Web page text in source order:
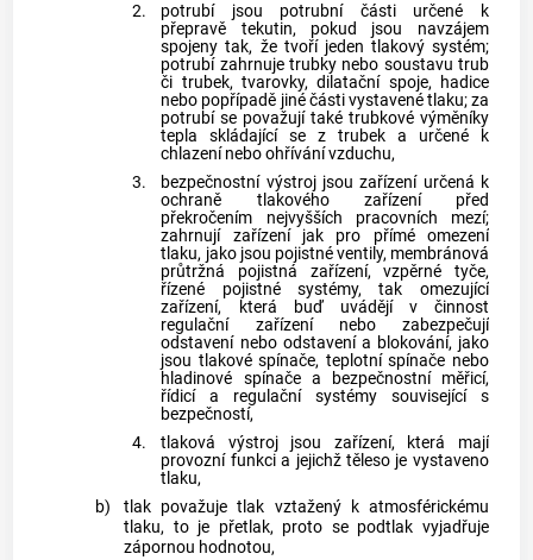
2.
potrubí jsou potrubní části určené k
přepravě tekutin, pokud jsou navzájem
spojeny tak, že tvoří jeden tlakový systém;
potrubí zahrnuje trubky nebo soustavu trub
či trubek, tvarovky, dilatační spoje, hadice
nebo popřípadě jiné části vystavené tlaku; za
potrubí se považují také trubkové výměníky
tepla skládající se z trubek a určené k
chlazení nebo ohřívání vzduchu,
3.
bezpečnostní výstroj jsou zařízení určená k
ochraně tlakového zařízení před
překročením nejvyšších pracovních mezí;
zahrnují zařízení jak pro přímé omezení
tlaku, jako jsou pojistné ventily, membránová
průtržná pojistná zařízení, vzpěrné tyče,
řízené pojistné systémy, tak omezující
zařízení, která buď uvádějí v činnost
regulační zařízení nebo zabezpečují
odstavení nebo odstavení a blokování, jako
jsou tlakové spínače, teplotní spínače nebo
hladinové spínače a bezpečnostní měřicí,
řídicí a regulační systémy související s
bezpečností,
4.
tlaková výstroj jsou zařízení, která mají
provozní funkci a jejichž těleso je vystaveno
tlaku,
b)
tlak považuje tlak vztažený k atmosférickému
tlaku, to je přetlak, proto se podtlak vyjadřuje
zápornou hodnotou,